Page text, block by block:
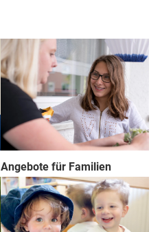
Angebote für Familien